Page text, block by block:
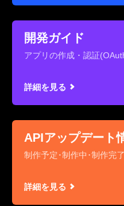
開発ガイド
アプリの作成・認証
詳細を見る
APIアップデート
制作予定･制作中･制作完
詳細を見る